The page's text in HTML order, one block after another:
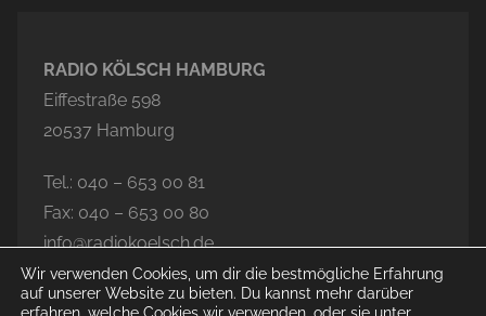
RADIO KÖLSCH HAMBURG
Eiffestraße 598
20537 Hamburg
Tel.: 040 – 653 00 81
Fax: 040 – 653 00 80
info@radiokoelsch.de
Wir verwenden Cookies, um dir die bestmögliche Erfahrung
auf unserer Website zu bieten. Du kannst mehr darüber